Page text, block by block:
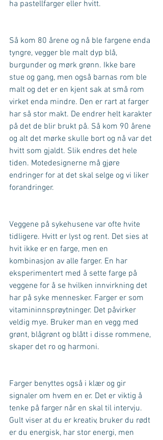
ha pastellfarger eller hvitt.
Så kom 80 årene og nå ble fargene enda
tyngre, vegger ble malt dyp blå,
burgunder og mørk grønn. Ikke bare
stue og gang, men også barnas rom ble
malt og det er en kjent sak at små rom
virket enda mindre. Den er rart at farger
har så stor makt. De endrer helt karakter
på det de blir brukt på. Så kom 90 årene
og alt det mørke skulle bort og nå var det
hvitt som gjaldt. Slik endres det hele
tiden. Motedesignerne må gjøre
endringer for at det skal selge og vi liker
forandringer.
Veggene på sykehusene var ofte hvite
tidligere. Hvitt er lyst og rent. Det sies at
hvit ikke er en farge, men en
kombinasjon av alle farger. En har
eksperimentert med å sette farge på
veggene for å se hvilken innvirkning det
har på syke mennesker. Farger er som
vitamininnsprøytninger. Det påvirker
veldig mye. Bruker man en vegg med
grønt, blågrønt og blått i disse rommene,
skaper det ro og harmoni.
Farger benyttes også i klær og gir
signaler om hvem en er. Det er viktig å
tenke på farger når en skal til intervju.
Gult viser at du er kreativ, bruker du rødt
er du energisk, har stor energi, men